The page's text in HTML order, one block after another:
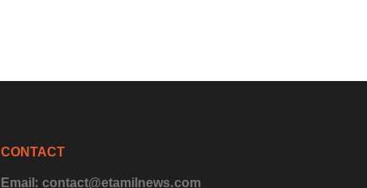
CONTACT
Email: contact@etamilnews.com